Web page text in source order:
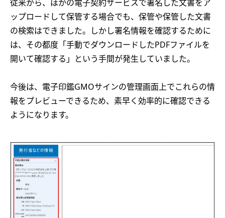
従来から、ほかの電子契約サービスで署名した文書をア
ップロードして保管する場合でも、保管や保管した文書
の検索はできました。しかし署名情報を確認するために
は、その都度「手動でダウンロードしたPDFファイルを
開いて確認する」という手間が発生していました。
今後は、電子印鑑GMOサインの管理画面上でこれらの情
報をプレビューできるため、素早く効率的に確認できる
ようになります。